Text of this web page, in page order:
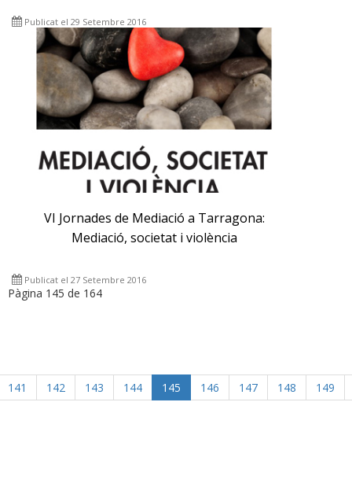
Publicat el 29 Setembre 2016
VI Jornades de Mediació a Tarragona:
Mediació, societat i violència
Publicat el 27 Setembre 2016
Pàgina 145 de 164
141 142 143 144 145 146 147 148 149